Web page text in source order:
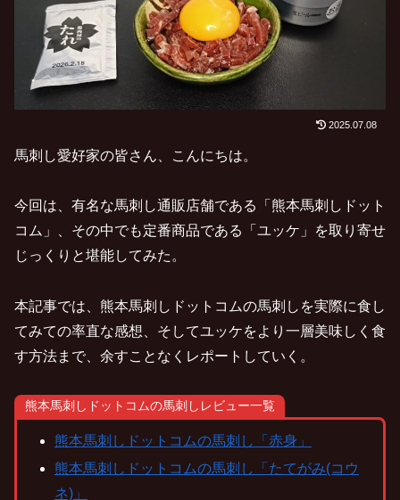
2025.07.08
馬刺し愛好家の皆さん、こんにちは。
今回は、有名な馬刺し通販店舗である「熊本馬刺しドット
コム」、その中でも定番商品である「ユッケ」を取り寄せ
じっくりと堪能してみた。
本記事では、熊本馬刺しドットコムの馬刺しを実際に食し
てみての率直な感想、そしてユッケをより一層美味しく食
す方法まで、余すことなくレポートしていく。
熊本馬刺しドットコムの馬刺しレビュー一覧
熊本馬刺しドットコムの馬刺し「赤身」
熊本馬刺しドットコムの馬刺し「たてがみ(コウ
ネ)」